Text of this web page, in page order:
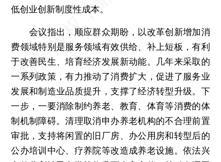
低创业创新制度性成本。
会议指出，顺应群众期盼，以改革创新增加消
费领域特别是服务领域有效供给、补上短板，有利
于改善民生、培育经济发展新动能。几年来采取的
一系列政策，有力推动了消费扩大，促进了服务业
发展和制造业品质提升，支撑了经济转型升级。下
一步，一要消除制约养老、教育、体育等消费的体
制机制障碍。清理取消申办养老机构的不合理前置
审批，支持将闲置的旧厂房、办公用房和转型后的
公办培训中心、疗养院等改造成养老设施。依法兴